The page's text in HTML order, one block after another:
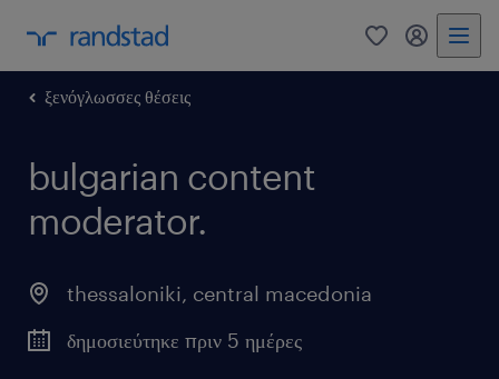
0 my
ξενόγλωσσες θέσεις
bulgarian content
moderator.
thessaloniki, central macedonia
δημοσιεύτηκε πριν 5 ημέρες